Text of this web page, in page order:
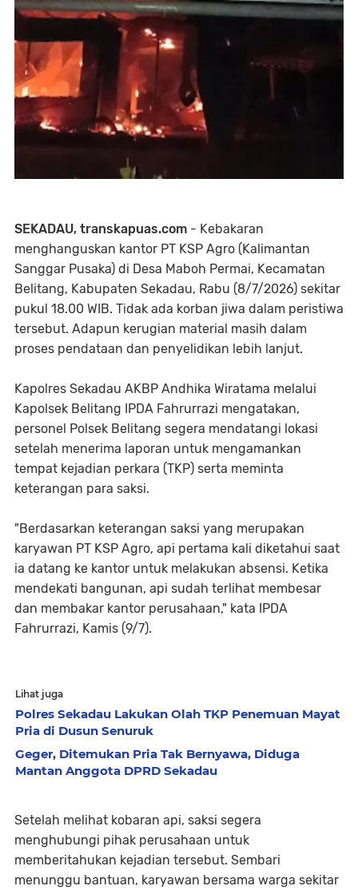
SEKADAU, transkapuas.com - Kebakaran
menghanguskan kantor PT KSP Agro (Kalimantan
Sanggar Pusaka) di Desa Maboh Permai, Kecamatan
Belitang, Kabupaten Sekadau, Rabu (8/7/2026) sekitar
pukul 18.00 WIB. Tidak ada korban jiwa dalam peristiwa
tersebut. Adapun kerugian material masih dalam
proses pendataan dan penyelidikan lebih lanjut.
Kapolres Sekadau AKBP Andhika Wiratama melalui
Kapolsek Belitang IPDA Fahrurrazi mengatakan,
personel Polsek Belitang segera mendatangi lokasi
setelah menerima laporan untuk mengamankan
tempat kejadian perkara (TKP) serta meminta
keterangan para saksi.
"Berdasarkan keterangan saksi yang merupakan
karyawan PT KSP Agro, api pertama kali diketahui saat
ia datang ke kantor untuk melakukan absensi. Ketika
mendekati bangunan, api sudah terlihat membesar
dan membakar kantor perusahaan," kata IPDA
Fahrurrazi, Kamis (9/7).
Lihat juga
Polres Sekadau Lakukan Olah TKP Penemuan Mayat
Pria di Dusun Senuruk
Geger, Ditemukan Pria Tak Bernyawa, Diduga
Mantan Anggota DPRD Sekadau
Setelah melihat kobaran api, saksi segera
menghubungi pihak perusahaan untuk
memberitahukan kejadian tersebut. Sembari
menunggu bantuan, karyawan bersama warga sekitar